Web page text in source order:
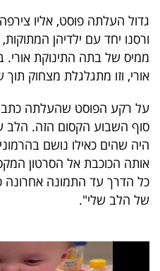
הכלכלי
פודקאסט
40
UNDER
40
שיתופי
גדול העלתה פוסט, אליו
ורסנו יחד עם ילדיהן
ממיס של בתה התינוקת
אורי, וזו מתגלגלת מצחוק
על רקע הפוסט שהעלתה
סוף השבוע הקסום הזה.
היה שהים כאילו נושם
אותה הכוכבת אל הסרטון
כל הדרך עד התמונה
של הלב שלי".